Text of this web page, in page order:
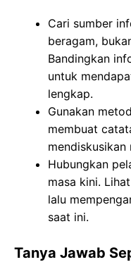
Cari sumber
beragam,
Bandingkan
untuk
lengkap.
Gunakan
membuat
mendiskusikan
Hubungkan
masa kini.
lalu
saat ini.
Tanya Jawab